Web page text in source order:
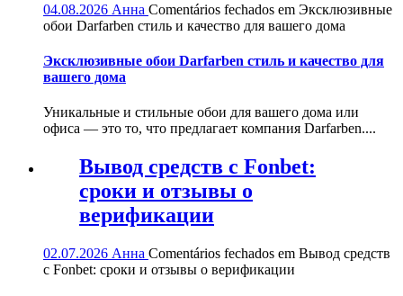
04.08.2026 Анна Comentários fechados em Эксклюзивные
обои Darfarben стиль и качество для вашего дома
Эксклюзивные обои Darfarben стиль и качество для
вашего дома
Уникальные и стильные обои для вашего дома или
офиса — это то, что предлагает компания Darfarben....
Вывод средств с Fonbet:
сроки и отзывы о
верификации
02.07.2026 Анна Comentários fechados em Вывод средств
с Fonbet: сроки и отзывы о верификации